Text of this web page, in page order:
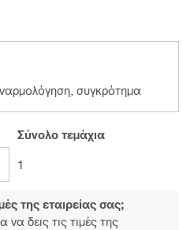
συγκρότημα
Σύνολοτεμάχια
1
της εταιρείας σας;
να δεις τις τιμές της